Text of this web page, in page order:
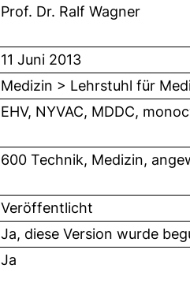
Prof. Dr. Ralf Wagner
11 Juni 2013
Medizin > Lehrstuhl für
EHV, NYVAC, MDDC,
600 Technik, Medizin,
Veröffentlicht
Ja, diese Version wurde
Ja